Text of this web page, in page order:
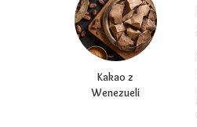
Kakao z
Wenezueli